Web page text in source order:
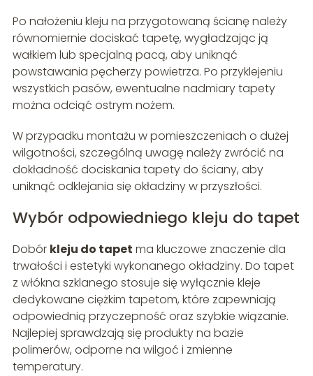
Po nałożeniu kleju na przygotowaną ścianę należy
równomiernie dociskać tapetę, wygładzając ją
wałkiem lub specjalną pacą, aby uniknąć
powstawania pęcherzy powietrza. Po przyklejeniu
wszystkich pasów, ewentualne nadmiary tapety
można odciąć ostrym nożem.
W przypadku montażu w pomieszczeniach o dużej
wilgotności, szczególną uwagę należy zwrócić na
dokładność dociskania tapety do ściany, aby
uniknąć odklejania się okładziny w przyszłości.
Wybór odpowiedniego kleju do tapet
Dobór kleju do tapet ma kluczowe znaczenie dla
trwałości i estetyki wykonanego okładziny. Do tapet
z włókna szklanego stosuje się wyłącznie kleje
dedykowane ciężkim tapetom, które zapewniają
odpowiednią przyczepność oraz szybkie wiązanie.
Najlepiej sprawdzają się produkty na bazie
polimerów, odporne na wilgoć i zmienne
temperatury.